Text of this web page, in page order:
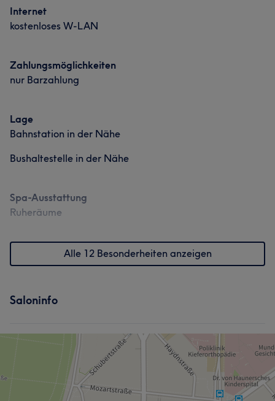
Internet
kostenloses W-LAN
Zahlungsmöglichkeiten
nur Barzahlung
Lage
Bahnstation in der Nähe
Bushaltestelle in der Nähe
Spa-Ausstattung
Ruheräume
Alle 12 Besonderheiten anzeigen
Saloninfo